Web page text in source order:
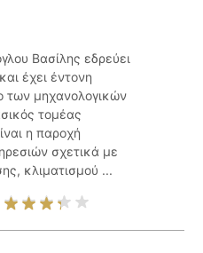
Βασίλης εδρεύει
έχει έντονη
των μηχανολογικών
τομέας
η παροχή
σχετικά με
κλιματισμού ...